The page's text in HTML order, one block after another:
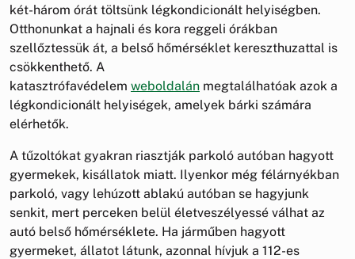
két-három órát töltsünk légkondicionált helyiségben.
Otthonunkat a hajnali és kora reggeli órákban
szellőztessük át, a belső hőmérséklet kereszthuzattal is
csökkenthető. A
katasztrófavédelem weboldalán megtalálhatóak azok a
légkondicionált helyiségek, amelyek bárki számára
elérhetők.
A tűzoltókat gyakran riasztják parkoló autóban hagyott
gyermekek, kisállatok miatt. Ilyenkor még félárnyékban
parkoló, vagy lehúzott ablakú autóban se hagyjunk
senkit, mert perceken belül életveszélyessé válhat az
autó belső hőmérséklete. Ha járműben hagyott
gyermeket, állatot látunk, azonnal hívjuk a 112-es